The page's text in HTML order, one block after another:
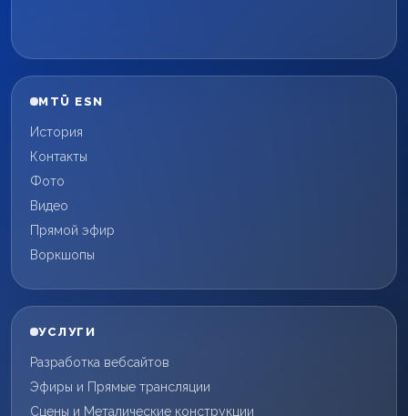
MTÜ ESN
История
Контакты
Фото
Видео
Прямой эфир
Воркшопы
УСЛУГИ
Разработка вебсайтов
Эфиры и Прямые трансляции
Сцены и Металические конструкции